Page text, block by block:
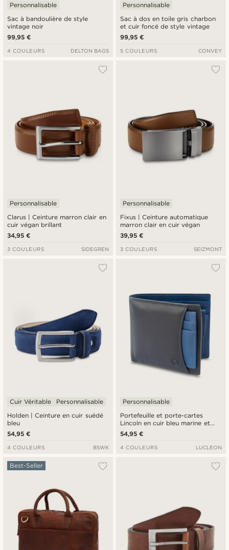
Sac à bandoulière de style
vintage noir
Personnalisable
99,95 €
4 COULEURS DELTON BAGS
Sac à dos en toile gris charbon
et cuir foncé de style vintage
Personnalisable
99,95 €
5 COULEURS CONVEY
Clarus | Ceinture marron clair en
cuir végan brillant
Personnalisable
34,95 €
3 COULEURS SIDEGREN
Fixus | Ceinture automatique
marron clair en cuir végan
Personnalisable
39,95 €
3 COULEURS SEIZMONT
Holden | Ceinture en cuir suédé
bleu
Cuir Véritable Personnalisable
54,95 €
4 COULEURS BSWK
Portefeuille et porte-cartes
Lincoln en cuir bleu marine et
bleu cobalt anti-RFID
Personnalisable
54,95 €
4 COULEURS LUCLEON
Best-Seller